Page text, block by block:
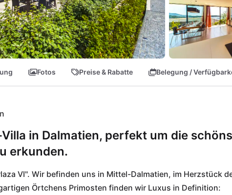
Fotos Preise & Rabatte Belegung /
in Dalmatien, perfekt um die
erkunden.
VI". Wir befinden uns in Mittel-Dalmatien, im Herzstück
Örtchens Primosten finden wir Luxus in Definition: